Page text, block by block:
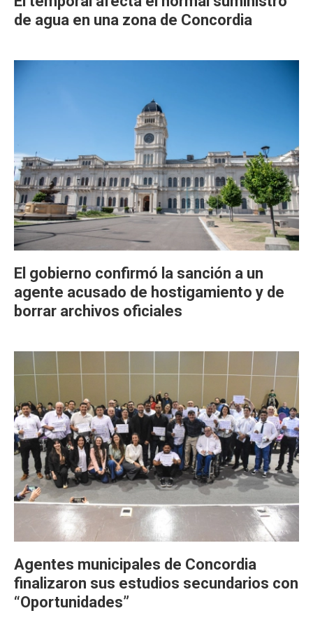
de agua en una zona de Concordia
El gobierno confirmó la sanción a un
agente acusado de hostigamiento y de
borrar archivos oficiales
Agentes municipales de Concordia
finalizaron sus estudios secundarios con
“Oportunidades”